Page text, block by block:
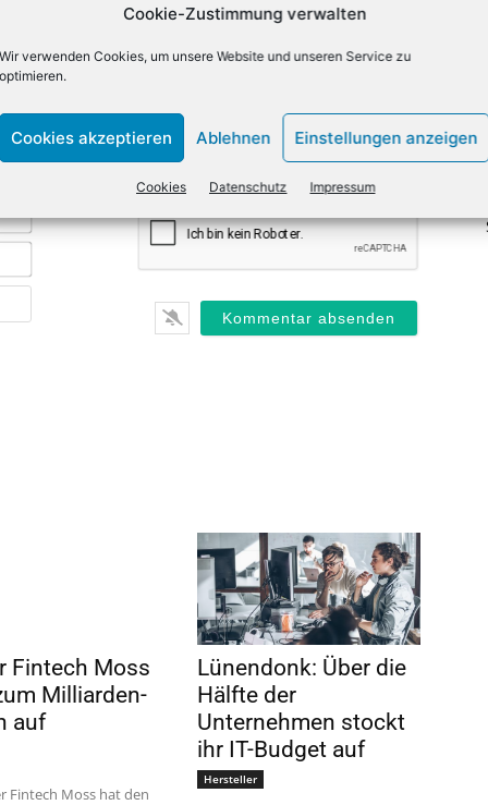
Cookie-Zustimmung verwalten
verwenden Cookies, um unsere Website und unseren Service zu
Cookies akzeptieren Ablehnen Einstellungen anzeigen
Cookies Datenschutz Impressum
E-
Fintech Moss
Milliarden-
auf
Fintech Moss hat den
Lünendonk: Über die
Hälfte der
Unternehmen stockt
ihr IT-Budget auf
Hersteller